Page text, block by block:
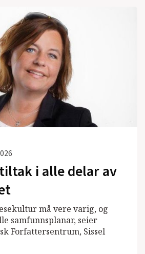
i alle delar av
må vere varig, og
samfunnsplanar, seier
Forfattersentrum, Sissel